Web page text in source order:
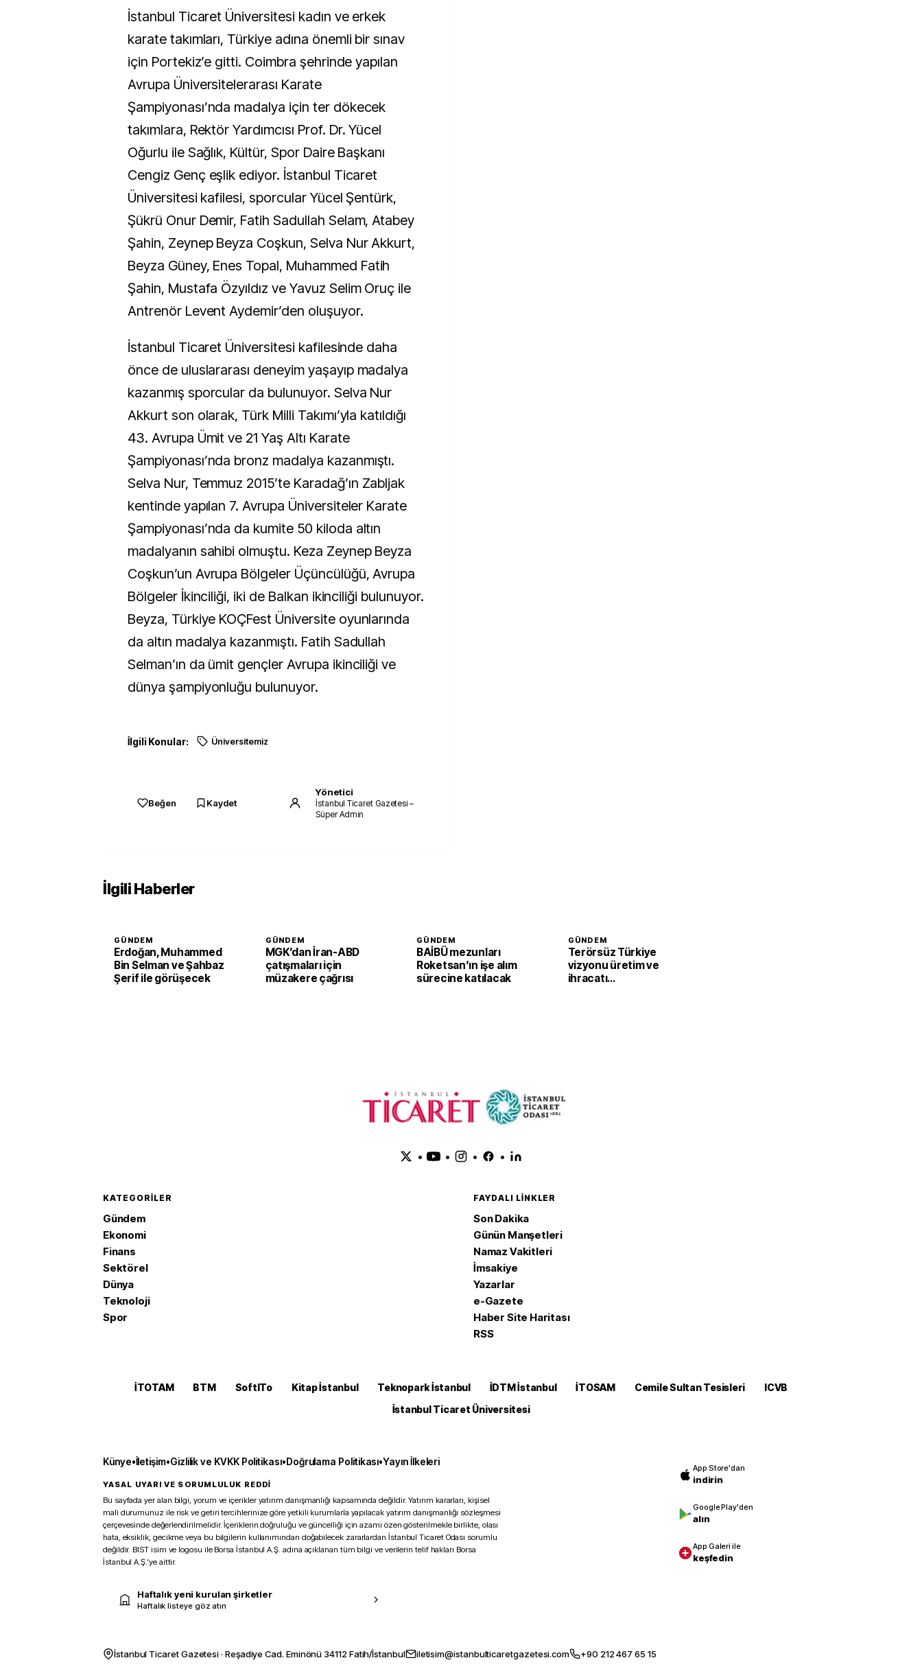
İstanbul Ticaret Üniversitesi kadın ve erkek
karate takımları, Türkiye adına önemli bir sınav
için Portekiz’e gitti. Coimbra şehrinde yapılan
Avrupa Üniversitelerarası Karate
Şampiyonası’nda madalya için ter dökecek
takımlara, Rektör Yardımcısı Prof. Dr. Yücel
Oğurlu ile Sağlık, Kültür, Spor Daire Başkanı
Cengiz Genç eşlik ediyor. İstanbul Ticaret
Üniversitesi kafilesi, sporcular Yücel Şentürk,
Şükrü Onur Demir, Fatih Sadullah Selam, Atabey
Şahin, Zeynep Beyza Coşkun, Selva Nur Akkurt,
Beyza Güney, Enes Topal, Muhammed Fatih
Şahin, Mustafa Özyıldız ve Yavuz Selim Oruç ile
Antrenör Levent Aydemir’den oluşuyor.
İstanbul Ticaret Üniversitesi kafilesinde daha
önce de uluslararası deneyim yaşayıp madalya
kazanmış sporcular da bulunuyor. Selva Nur
Akkurt son olarak, Türk Milli Takımı’yla katıldığı
43. Avrupa Ümit ve 21 Yaş Altı Karate
Şampiyonası’nda bronz madalya kazanmıştı.
Selva Nur, Temmuz 2015’te Karadağ’ın Zabljak
kentinde yapılan 7. Avrupa Üniversiteler Karate
Şampiyonası’nda da kumite 50 kiloda altın
madalyanın sahibi olmuştu. Keza Zeynep Beyza
Coşkun’un Avrupa Bölgeler Üçüncülüğü, Avrupa
Bölgeler İkinciliği, iki de Balkan ikinciliği bulunuyor.
Beyza, Türkiye KOÇFest Üniversite oyunlarında
da altın madalya kazanmıştı. Fatih Sadullah
Selman’ın da ümit gençler Avrupa ikinciliği ve
dünya şampiyonluğu bulunuyor.
İlgili Konular: Üniversitemiz
Beğen Kaydet
Yönetici
İstanbul Ticaret Gazetesi –
Süper Admin
İlgili Haberler
GÜNDEM
Erdoğan, Muhammed
Bin Selman ve Şahbaz
Şerif ile görüşecek
GÜNDEM
MGK’dan İran-ABD
çatışmaları için
müzakere çağrısı
GÜNDEM
BAİBÜ mezunları
Roketsan’ın işe alım
sürecine katılacak
GÜNDEM
Terörsüz Türkiye
vizyonu üretim ve
ihracatı
• • • •
KATEGORILER
Gündem
Ekonomi
Finans
Sektörel
Dünya
Teknoloji
Spor
FAYDALI LINKLER
Son Dakika
Günün Manşetleri
Namaz Vakitleri
İmsakiye
Yazarlar
e-Gazete
Haber Site Haritası
RSS
İTOTAM BTM SoftITo Kitap İstanbul Teknopark İstanbul İDTM İstanbul İTOSAM Cemile Sultan Tesisleri
ICVB
İstanbul Ticaret Üniversitesi
Künye•İletişim•Gizlilik ve KVKK Politikası•Doğrulama Politikası•Yayın İlkeleri
YASAL UYARI VE SORUMLULUK REDDİ
Bu sayfada yer alan bilgi, yorum ve içerikler yatırım danışmanlığı kapsamında değildir. Yatırım kararları, kişisel
mali durumunuz ile risk ve getiri tercihlerinize göre yetkili kurumlarla yapılacak yatırım danışmanlığı sözleşmesi
çerçevesinde değerlendirilmelidir. İçeriklerin doğruluğu ve güncelliği için azami özen gösterilmekle birlikte, olası
hata, eksiklik, gecikme veya bu bilgilerin kullanımından doğabilecek zararlardan İstanbul Ticaret Odası sorumlu
değildir. BIST isim ve logosu ile Borsa İstanbul A.Ş. adına açıklanan tüm bilgi ve verilerin telif hakları Borsa
İstanbul A.Ş.’ye aittir.
Haftalık yeni kurulan şirketler
Haftalık listeye göz atın
App Store'dan
indirin
Google Play'den
alın
App Galeri ile
keşfedin
İstanbul Ticaret Gazetesi · Reşadiye Cad. Eminönü 34112 Fatih/İstanbul iletisim@istanbulticaretgazetesi.com +90 212 467 65 15